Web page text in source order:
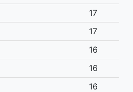
17
17
16
16
16